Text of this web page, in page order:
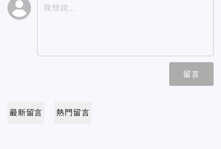
留言
最新留言 熱門留言